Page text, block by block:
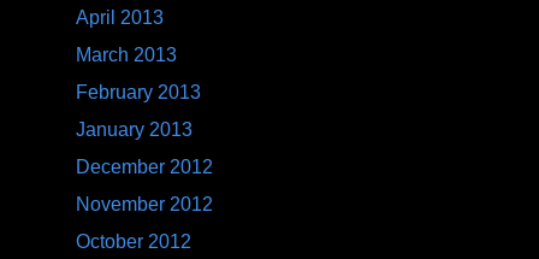
January 2012
December 2011
November 2011
October 2011
September 2011
August 2011
July 2011